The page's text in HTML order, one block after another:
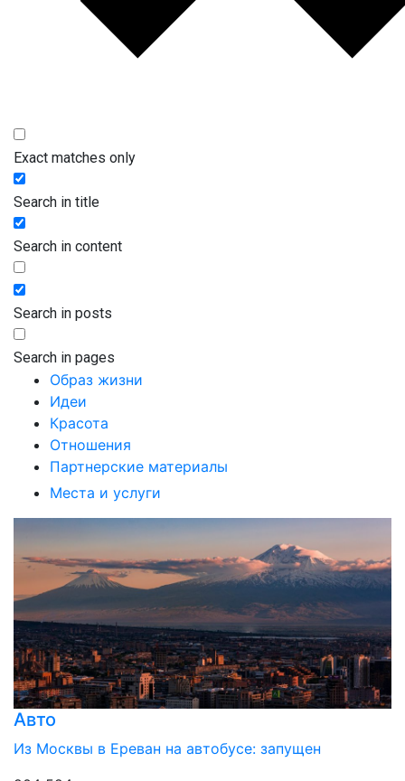
Exact matches only
Search in title
Search in content
Search in posts
Search in pages
Образ жизни
Идеи
Красота
Отношения
Партнерские материалы
Места и услуги
Авто
Из Москвы в Ереван на автобусе: запущен